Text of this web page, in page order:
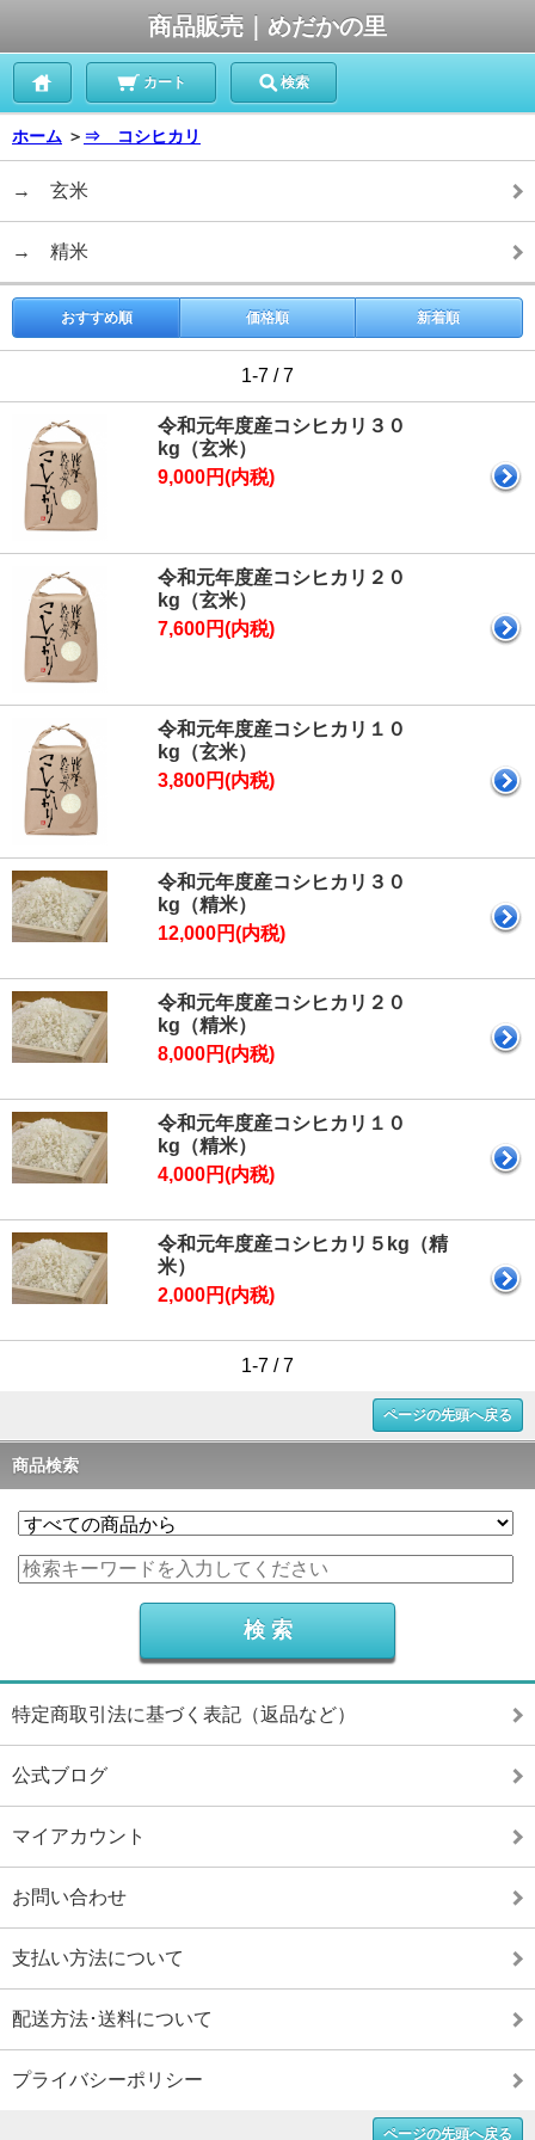
商品販売｜めだかの里
カート 検索
ホーム ＞ ⇒ コシヒカリ
→ 玄米
→ 精米
おすすめ順 価格順 新着順
1-7 / 7
令和元年度産コシヒカリ３０
kg（玄米）
9,000円(内税)
令和元年度産コシヒカリ２０
kg（玄米）
7,600円(内税)
令和元年度産コシヒカリ１０
kg（玄米）
3,800円(内税)
令和元年度産コシヒカリ３０
kg（精米）
12,000円(内税)
令和元年度産コシヒカリ２０
kg（精米）
8,000円(内税)
令和元年度産コシヒカリ１０
kg（精米）
4,000円(内税)
令和元年度産コシヒカリ５kg（精
米）
2,000円(内税)
1-7 / 7
ページの先頭へ戻る
商品検索
特定商取引法に基づく表記（返品など）
公式ブログ
マイアカウント
お問い合わせ
支払い方法について
配送方法･送料について
プライバシーポリシー
ページの先頭へ戻る